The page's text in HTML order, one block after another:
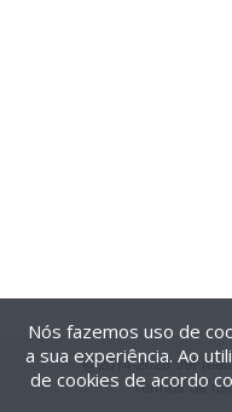
@2014-2026
Termos de
Nós fazemos uso de
a sua experiência. Ao
de cookies de acordo